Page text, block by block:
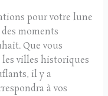
pour votre lune
moments
Que vous
les villes historiques
il y a
à vos